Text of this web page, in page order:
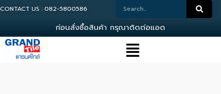
CONTACT US : 082-5800586
อนสงซอสนคา ก รณาตดตอแอดม